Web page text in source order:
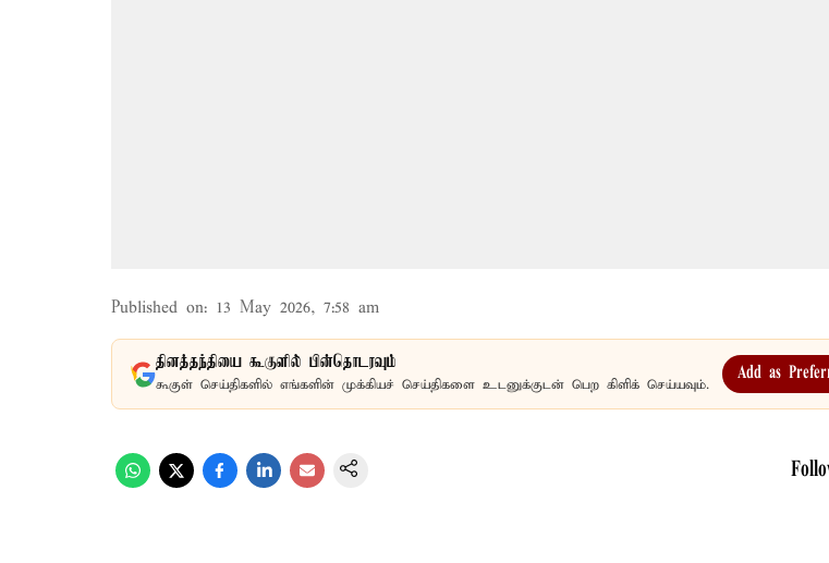
Published on: 13 May 2026, 7:58 am
தினத்தந்தியை கூகுளில் பின்தொடரவும்
கூகுள் செய்திகளில் எங்களின் முக்கியச் செய்திகளை உடனுக்குடன் பெற கிளிக் செய்யவும்.
Add as